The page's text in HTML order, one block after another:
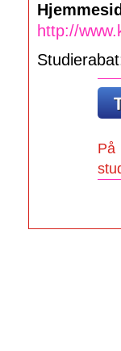
http://